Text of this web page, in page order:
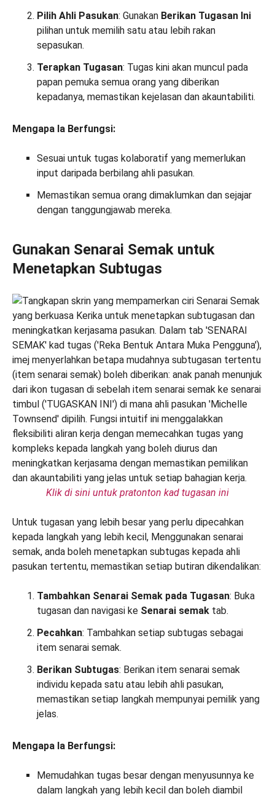
Pilih Ahli Pasukan: Gunakan Berikan Tugasan Ini
pilihan untuk memilih satu atau lebih rakan
sepasukan.
Terapkan Tugasan: Tugas kini akan muncul pada
papan pemuka semua orang yang diberikan
kepadanya, memastikan kejelasan dan akauntabiliti.
Mengapa Ia Berfungsi:
Sesuai untuk tugas kolaboratif yang memerlukan
input daripada berbilang ahli pasukan.
Memastikan semua orang dimaklumkan dan sejajar
dengan tanggungjawab mereka.
Gunakan Senarai Semak untuk
Menetapkan Subtugas
Klik di sini untuk pratonton kad tugasan ini
Untuk tugasan yang lebih besar yang perlu dipecahkan
kepada langkah yang lebih kecil, Menggunakan senarai
semak, anda boleh menetapkan subtugas kepada ahli
pasukan tertentu, memastikan setiap butiran dikendalikan:
Tambahkan Senarai Semak pada Tugasan: Buka
tugasan dan navigasi ke Senarai semak tab.
Pecahkan: Tambahkan setiap subtugas sebagai
item senarai semak.
Berikan Subtugas: Berikan item senarai semak
individu kepada satu atau lebih ahli pasukan,
memastikan setiap langkah mempunyai pemilik yang
jelas.
Mengapa Ia Berfungsi:
Memudahkan tugas besar dengan menyusunnya ke
dalam langkah yang lebih kecil dan boleh diambil